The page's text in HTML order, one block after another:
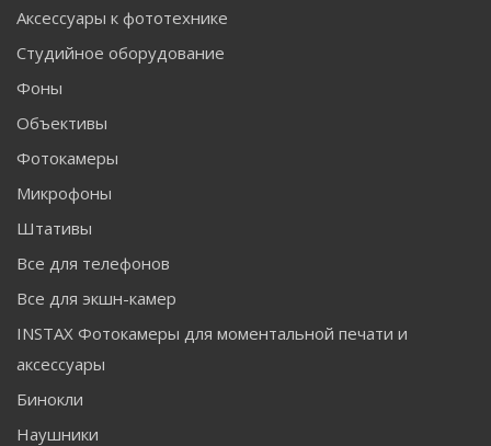
Аксессуары к фототехнике
Студийное оборудование
Фоны
Объективы
Фотокамеры
Микрофоны
Штативы
Все для телефонов
Все для экшн-камер
INSTAX Фотокамеры для моментальной печати и
аксессуары
Бинокли
Наушники